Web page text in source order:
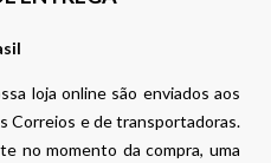
loja online são enviados aos
Correios e de transportadoras.
no momento da compra, uma